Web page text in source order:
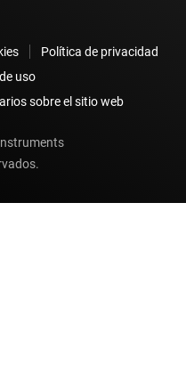
Política de privacidad
uso
sobre el sitio web